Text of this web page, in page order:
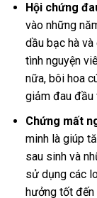
Hội chứng
vào những
dầu bạc hà
tình nguyện
nữa, bôi hoa
giảm đau đầu
Chứng mất
minh là giúp
sau sinh và
sử dụng các
hưởng tốt đến